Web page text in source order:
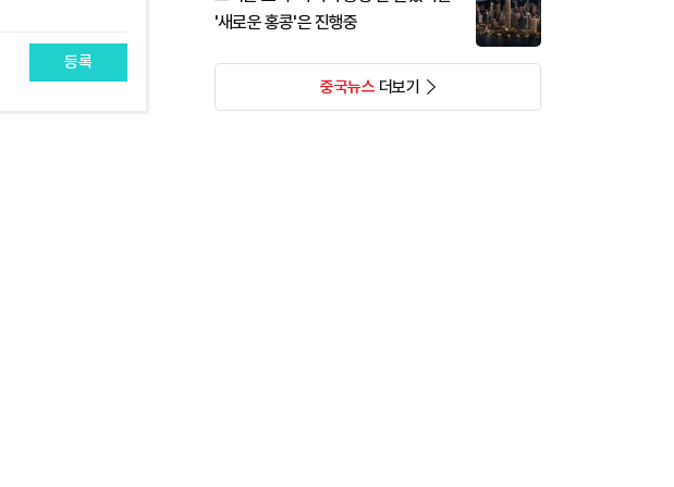
등록
'새로운 홍콩'은 진행중
중국뉴스더보기